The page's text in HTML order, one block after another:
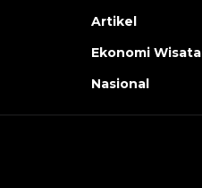
Artikel
Ekonomi Wisata
Nasional